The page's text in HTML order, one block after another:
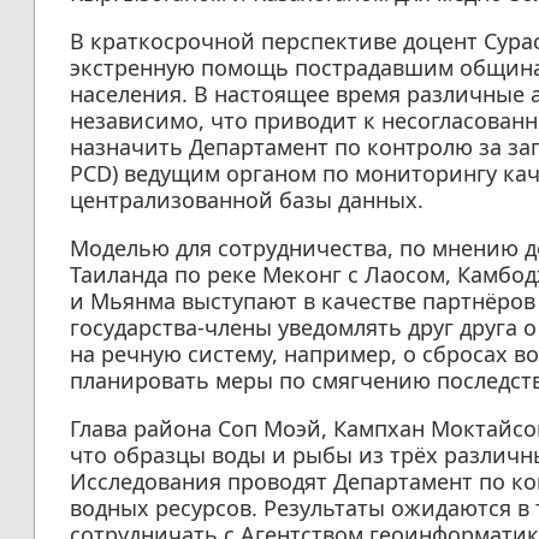
В краткосрочной перспективе доцент
экстренную помощь пострадавшим
населения. В настоящее время различные
независимо, что приводит к
назначить Департамент по контролю за
PCD) ведущим органом по мониторингу
централизованной базы данных.
Моделью для сотрудничества, по мнению
Таиланда по реке Меконг с Лаосом,
и Мьянма выступают в качестве
государства-члены уведомлять друг
на речную систему, например, о сбросах
планировать меры по смягчению
Глава района Соп Моэй, Кампхан
что образцы воды и рыбы из трёх
Исследования проводят Департамент по
водных ресурсов. Результаты ожидаются